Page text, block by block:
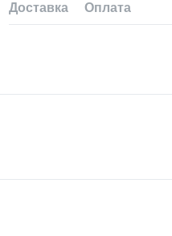
Доставка Оплата